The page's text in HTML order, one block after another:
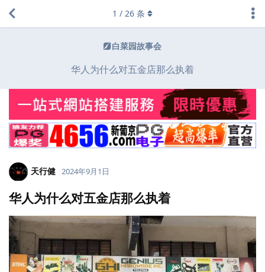
白菜园故事会
华人为什么对五金店那么执着
1 / 26 条
天行健 2024年9月1日
华人为什么对五金店那么执着